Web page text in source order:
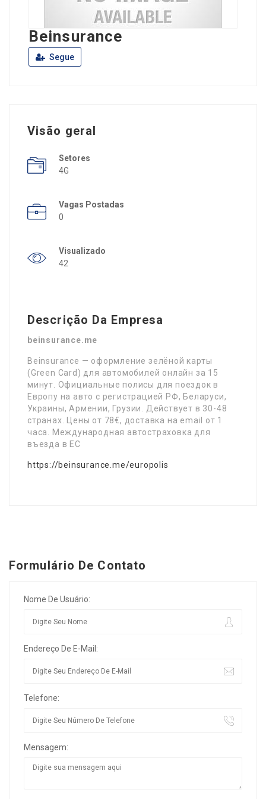
Beinsurance
Segue
Visão geral
Setores
4G
Vagas Postadas
0
Visualizado
42
Descrição Da Empresa
beinsurance.me
Beinsurance — оформление зелёной карты
(Green Card) для автомобилей онлайн за 15
минут. Официальные полисы для поездок в
Европу на авто с регистрацией РФ, Беларуси,
Украины, Армении, Грузии. Действует в 30-48
странах. Цены от 78€, доставка на email от 1
часа. Международная автостраховка для
въезда в ЕС
https://beinsurance.me/europolis
Formulário De Contato
Nome De Usuário:
Endereço De E-Mail:
Telefone:
Mensagem: